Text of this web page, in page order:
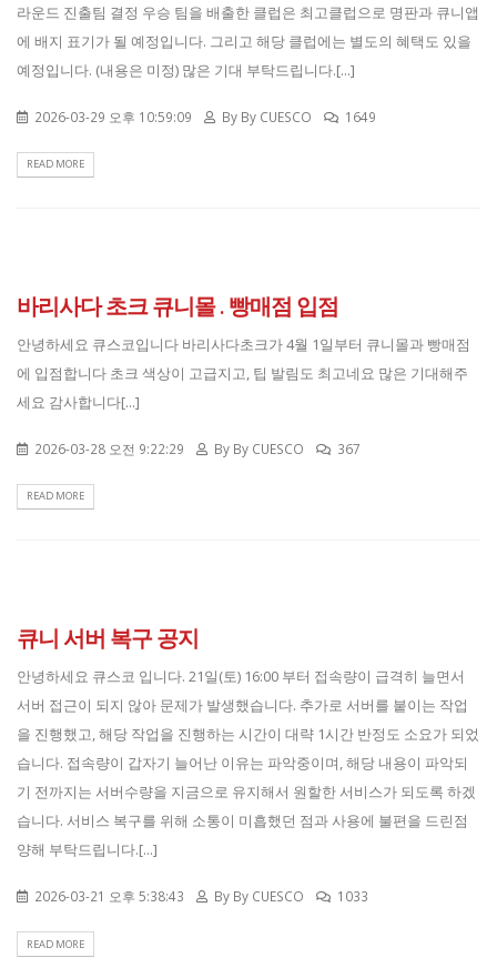
라운드 진출팀 결정 우승 팀을 배출한 클럽은 최고클럽으로 명판과 큐니앱
에 배지 표기가 될 예정입니다. 그리고 해당 클럽에는 별도의 혜택도 있을
예정입니다. (내용은 미정) 많은 기대 부탁드립니다.[...]
2026-03-29 오후 10:59:09 By By CUESCO 1649
READ MORE
바리사다 초크 큐니몰 . 빵매점 입점
안녕하세요 큐스코입니다 바리사다초크가 4월 1일부터 큐니몰과 빵매점
에 입점합니다 초크 색상이 고급지고, 팁 발림도 최고네요 많은 기대해주
세요 감사합니다[...]
2026-03-28 오전 9:22:29 By By CUESCO 367
READ MORE
큐니 서버 복구 공지
안녕하세요 큐스코 입니다. 21일(토) 16:00 부터 접속량이 급격히 늘면서
서버 접근이 되지 않아 문제가 발생했습니다. 추가로 서버를 붙이는 작업
을 진행했고, 해당 작업을 진행하는 시간이 대략 1시간 반정도 소요가 되었
습니다. 접속량이 갑자기 늘어난 이유는 파악중이며, 해당 내용이 파악되
기 전까지는 서버수량을 지금으로 유지해서 원할한 서비스가 되도록 하겠
습니다. 서비스 복구를 위해 소통이 미흡했던 점과 사용에 불편을 드린점
양해 부탁드립니다.[...]
2026-03-21 오후 5:38:43 By By CUESCO 1033
READ MORE